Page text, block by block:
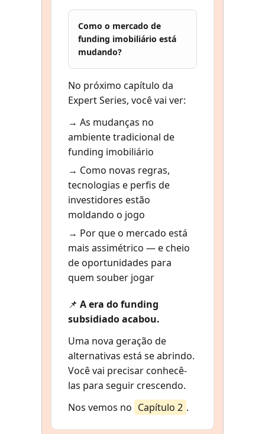
Como o mercado de
funding imobiliário está
mudando?
No próximo capítulo da
Expert Series, você vai ver:
→ As mudanças no
ambiente tradicional de
funding imobiliário
→ Como novas regras,
tecnologias e perfis de
investidores estão
moldando o jogo
→ Por que o mercado está
mais assimétrico — e cheio
de oportunidades para
quem souber jogar
📌 A era do funding
subsidiado acabou.
Uma nova geração de
alternativas está se abrindo.
Você vai precisar conhecê-
las para seguir crescendo.
Nos vemos no Capítulo 2 .